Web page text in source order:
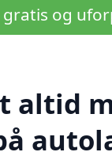
gratis og
altid